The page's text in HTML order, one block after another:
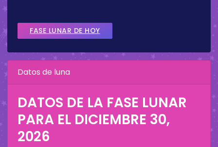
FASE LUNAR DE HOY
Datos de luna
DATOS DE LA FASE LUNAR
PARA EL DICIEMBRE 30,
2026